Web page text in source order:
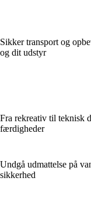
Sikker transport og
og dit udstyr
Fra rekreativ til teknisk
færdigheder
Undgå udmattelse på
sikkerhed